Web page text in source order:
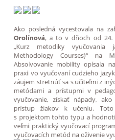
Ako posledná vycestovala na
Orolínová, a to v dňoch od 24.
„Kurz metodiky vyučovania
Methodology Courses)“ na
Absolvovanie mobility opísala
praxi vo vyučovaní cudzieho
záujem stretnúť sa s učiteľmi z
metódami a prístupmi v
vyučovanie, získať nápady,
prístup žiakov k učeniu.
s projektom tohto typu a
veľmi praktický vyučovací
vyučovacích metód na oživenie